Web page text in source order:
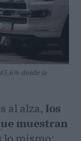
desde la
al alza, los
muestran